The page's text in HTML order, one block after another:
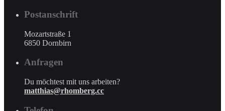
Postanschrift
Mozartstraße 1
6850 Dornbirn
Anfragen
Du möchtest mit uns arbeiten?
matthias@rhomberg.cc